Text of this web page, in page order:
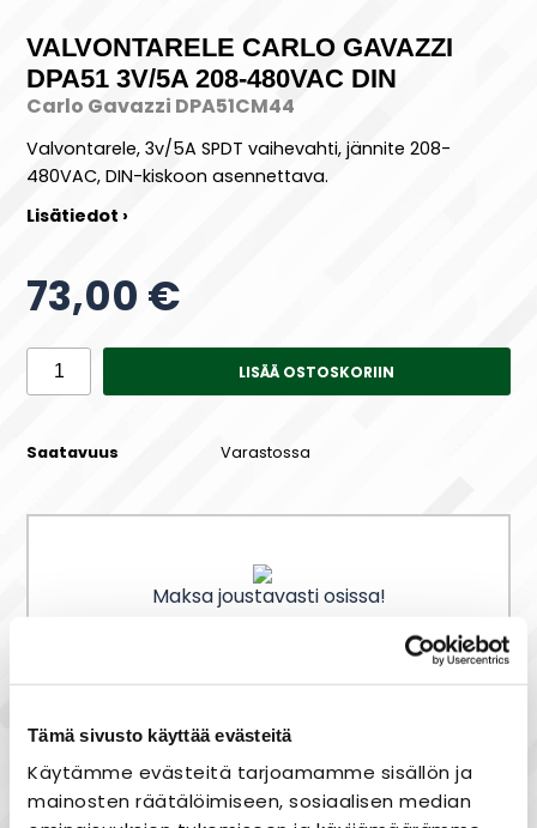
Tämä sivusto käyttää evästeitä
Käytämme evästeitä tarjoamamme sisällön ja
mainosten räätälöimiseen, sosiaalisen median
VALVONTARELE CARLO GAVAZZI
DPA51 3V/5A 208-480VAC DIN
Carlo Gavazzi DPA51CM44
Valvontarele, 3v/5A SPDT vaihevahti, jännite 208-
480VAC, DIN-kiskoon asennettava.
Lisätiedot ›
73,00 €
LISÄÄ OSTOSKORIIN
Saatavuus Varastossa
Maksa joustavasti osissa!
Joustavat maksutavat